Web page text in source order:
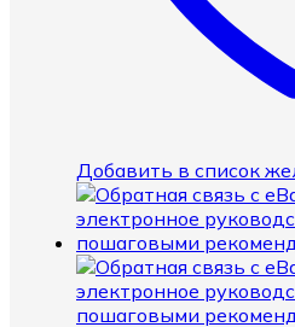
Добавить в список